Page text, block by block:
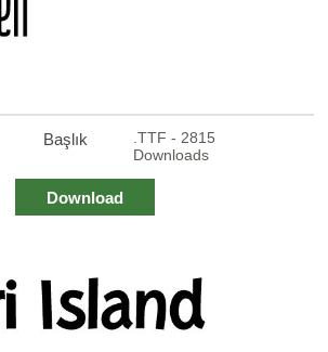
Başlık
.TTF - 2815
Downloads
Download